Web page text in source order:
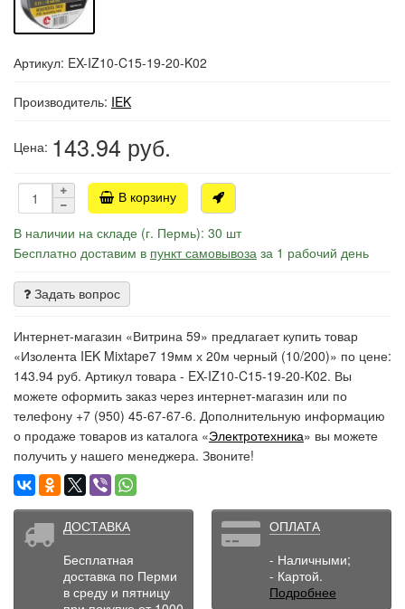
Артикул: EX-IZ10-C15-19-20-K02
Производитель: IEK
Цена: 143.94 руб.
В корзину
В наличии на складе (г. Пермь): 30 шт
Бесплатно доставим в пункт самовывоза за 1 рабочий день
Задать вопрос
Интернет-магазин «Витрина 59» предлагает купить товар
«Изолента IEK Mixtape7 19мм х 20м черный (10/200)» по цене:
143.94 руб. Артикул товара - EX-IZ10-C15-19-20-K02. Вы
можете оформить заказ через интернет-магазин или по
телефону +7 (950) 45-67-67-6. Дополнительную информацию
о продаже товаров из каталога «Электротехника» вы можете
получить у нашего менеджера. Звоните!
ДОСТАВКА
Бесплатная
доставка по Перми
в среду и пятницу
ОПЛАТА
- Наличными;
- Картой.
Подробнее